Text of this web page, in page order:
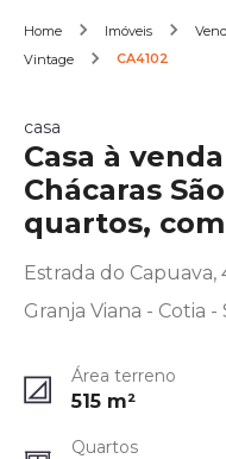
Home Imóveis
Vintage
CA4102
casa
Casa à
Chácaras
quartos,
Estrada do Capuava,
Granja Viana - Cotia -
Área terreno
515 m²
Quartos